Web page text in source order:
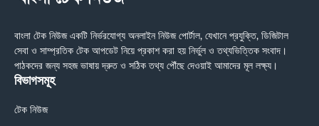
বাংলা টেক নিউজ একটি নির্ভরযোগ্য অনলাইন নিউজ পোর্টাল, যেখানে প্রযুক্তি, ডিজিটাল
সেবা ও সাম্প্রতিক টেক আপডেট নিয়ে প্রকাশ করা হয় নির্ভুল ও তথ্যভিত্তিক সংবাদ।
পাঠকদের জন্য সহজ ভাষায় দ্রুত ও সঠিক তথ্য পৌঁছে দেওয়াই আমাদের মূল লক্ষ্য।
বিভাগসমূহ
টেক নিউজ